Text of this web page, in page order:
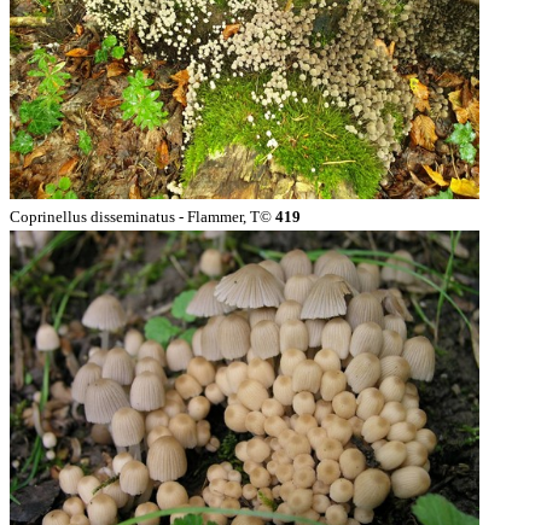
Coprinellus disseminatus - Flammer, T© 419